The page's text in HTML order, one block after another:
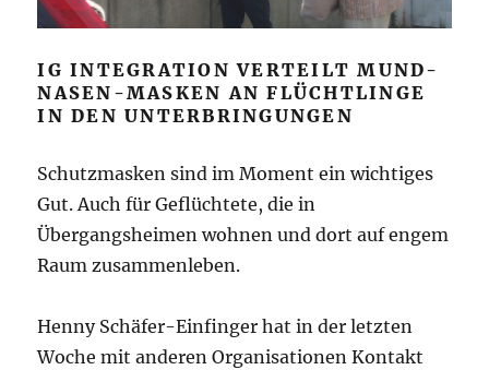
IG INTEGRATION VERTEILT MUND-
NASEN-MASKEN AN FLÜCHTLINGE
IN DEN UNTERBRINGUNGEN
Schutzmasken sind im Moment ein wichtiges
Gut. Auch für Geflüchtete, die in
Übergangsheimen wohnen und dort auf engem
Raum zusammenleben.
Henny Schäfer-Einfinger hat in der letzten
Woche mit anderen Organisationen Kontakt